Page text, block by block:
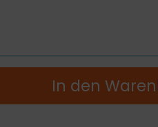
In den